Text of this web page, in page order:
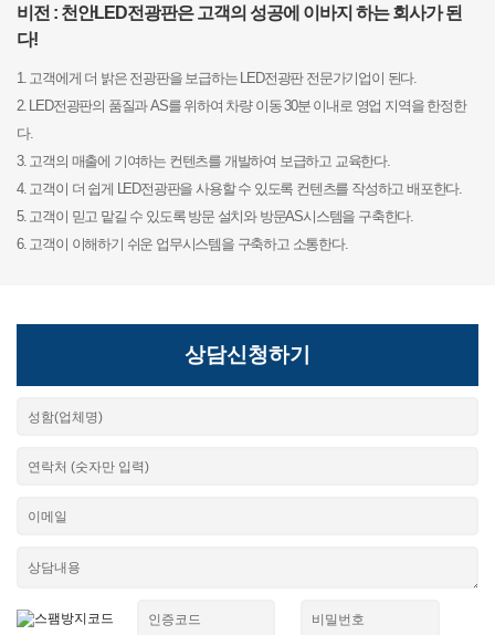
비전 : 천안LED전광판은 고객의 성공에 이바지 하는 회사가 된
다!
1. 고객에게 더 밝은 전광판을 보급하는 LED전광판 전문가기업이 된다.
2. LED전광판의 품질과 AS를 위하여 차량 이동 30분 이내로 영업 지역을 한정한
다.
3. 고객의 매출에 기여하는 컨텐츠를 개발하여 보급하고 교육한다.
4. 고객이 더 쉽게 LED전광판을 사용할 수 있도록 컨텐츠를 작성하고 배포한다.
5. 고객이 믿고 맡길 수 있도록 방문 설치와 방문AS시스템을 구축한다.
6. 고객이 이해하기 쉬운 업무시스템을 구축하고 소통한다.
상담신청하기